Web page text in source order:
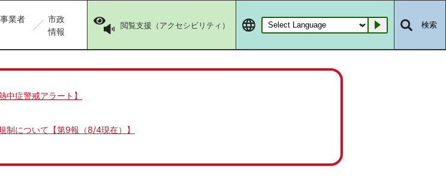
業者
市政
情報
閲覧支援（アクセシビリティ） Go 検索
中症警戒アラート】
制について【第9報（8/4現在）】